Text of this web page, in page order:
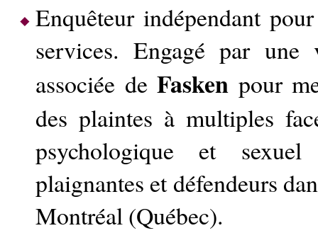
Enquêteur indépendant
services. Engagé par une
associée deFasken pour
des plaintes à multiples
psychologique et
plaignantes et défendeurs
Montréal (Québec).